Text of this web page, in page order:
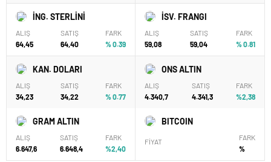
İNG. STERLİNİ
ALIŞ
64,45
SATIŞ
64,40
FARK
% 0.39
İSV. FRANGI
ALIŞ
59,08
SATIŞ
59,04
FARK
% 0.81
KAN. DOLARI
ALIŞ
34,23
SATIŞ
34,22
FARK
% 0.77
ONS ALTIN
ALIŞ
4.340,7
SATIŞ
4.341,3
FARK
%2,38
GRAM ALTIN
ALIŞ
6.647,6
SATIŞ
6.648,4
FARK
%2,40
BITCOIN
FİYAT
FARK
%